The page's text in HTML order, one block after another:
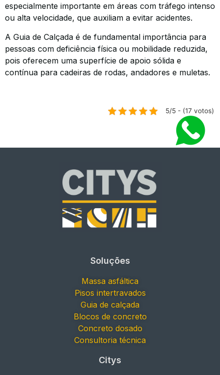
especialmente importante em áreas com tráfego intenso
ou alta velocidade, que auxiliam a evitar acidentes.
A Guia de Calçada é de fundamental importância para
pessoas com deficiência física ou mobilidade reduzida,
pois oferecem uma superfície de apoio sólida e
contínua para cadeiras de rodas, andadores e muletas.
5/5 - (17 votos)
Soluções
Massa asfáltica
Pisos intertravados
Guia de calçada
Blocos de concreto
Concreto dosado
Consultoria técnica
Citys